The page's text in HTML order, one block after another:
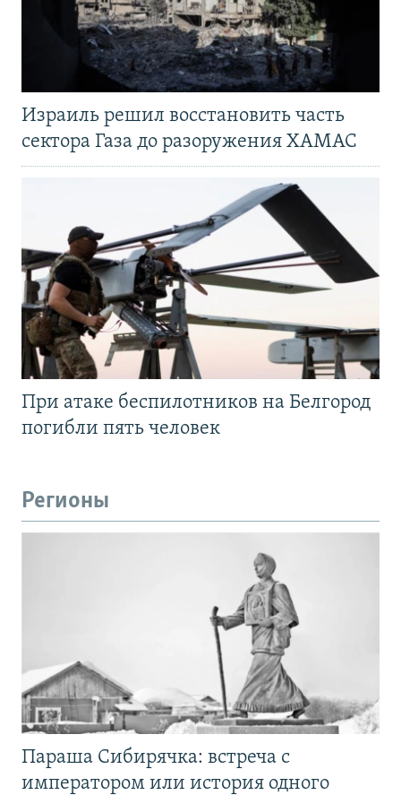
Израиль решил восстановить часть
сектора Газа до разоружения ХАМАС
При атаке беспилотников на Белгород
погибли пять человек
Регионы
Параша Сибирячка: встреча с
императором или история одного